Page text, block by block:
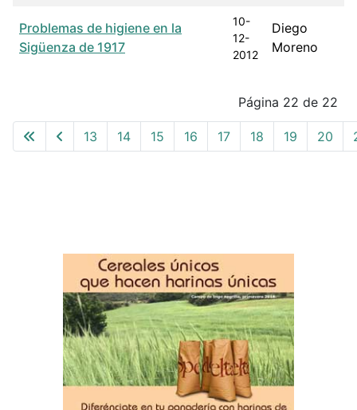
Problemas de higiene en la
Sigüenza de 1917
10-
12-
2012
Diego
Moreno
Página 22 de 22
13 14 15 16 17 18 19 20